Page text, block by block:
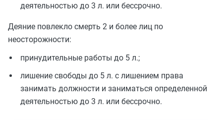
деятельностью до 3 л. или бессрочно.
Деяние повлекло смерть 2 и более лиц по
неосторожности:
принудительные работы до 5 л.;
лишение свободы до 5 л. с лишением права
занимать должности и заниматься определенной
деятельностью до 3 л. или бессрочно.